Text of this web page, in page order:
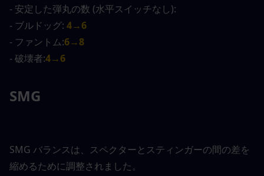
- 安定した弾丸の数 (水平スイッチなし):
- ブルドッグ: 4→6
- ファントム:6→8
- 破壊者:4→6
SMG
SMG バランスは、スペクターとスティンガーの間の差を
縮めるために調整されました。